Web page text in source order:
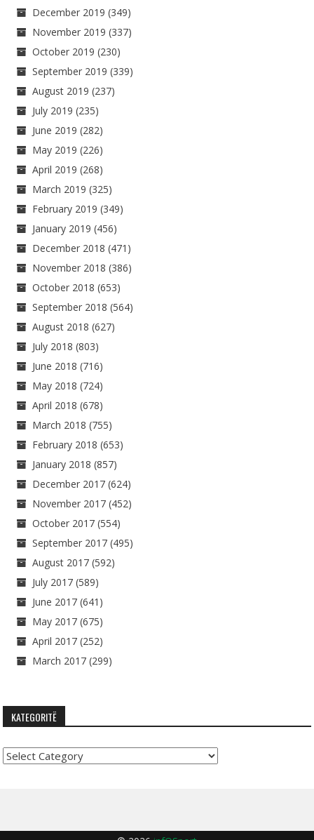
December 2019 (349)
November 2019 (337)
October 2019 (230)
September 2019 (339)
August 2019 (237)
July 2019 (235)
June 2019 (282)
May 2019 (226)
April 2019 (268)
March 2019 (325)
February 2019 (349)
January 2019 (456)
December 2018 (471)
November 2018 (386)
October 2018 (653)
September 2018 (564)
August 2018 (627)
July 2018 (803)
June 2018 (716)
May 2018 (724)
April 2018 (678)
March 2018 (755)
February 2018 (653)
January 2018 (857)
December 2017 (624)
November 2017 (452)
October 2017 (554)
September 2017 (495)
August 2017 (592)
July 2017 (589)
June 2017 (641)
May 2017 (675)
April 2017 (252)
March 2017 (299)
KATEGORITË
Kategoritë